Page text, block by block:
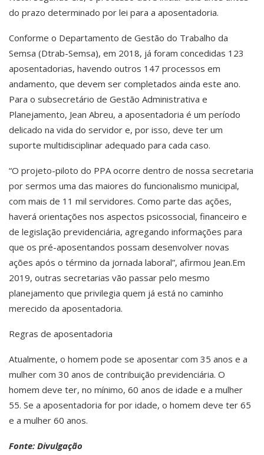
do prazo determinado por lei para a aposentadoria.
Conforme o Departamento de Gestão do Trabalho da
Semsa (Dtrab-Semsa), em 2018, já foram concedidas 123
aposentadorias, havendo outros 147 processos em
andamento, que devem ser completados ainda este ano.
Para o subsecretário de Gestão Administrativa e
Planejamento, Jean Abreu, a aposentadoria é um período
delicado na vida do servidor e, por isso, deve ter um
suporte multidisciplinar adequado para cada caso.
“O projeto-piloto do PPA ocorre dentro de nossa secretaria
por sermos uma das maiores do funcionalismo municipal,
com mais de 11 mil servidores. Como parte das ações,
haverá orientações nos aspectos psicossocial, financeiro e
de legislação previdenciária, agregando informações para
que os pré-aposentandos possam desenvolver novas
ações após o término da jornada laboral”, afirmou Jean.Em
2019, outras secretarias vão passar pelo mesmo
planejamento que privilegia quem já está no caminho
merecido da aposentadoria.
Regras de aposentadoria
Atualmente, o homem pode se aposentar com 35 anos e a
mulher com 30 anos de contribuição previdenciária. O
homem deve ter, no mínimo, 60 anos de idade e a mulher
55. Se a aposentadoria for por idade, o homem deve ter 65
e a mulher 60 anos.
Fonte: Divulgação